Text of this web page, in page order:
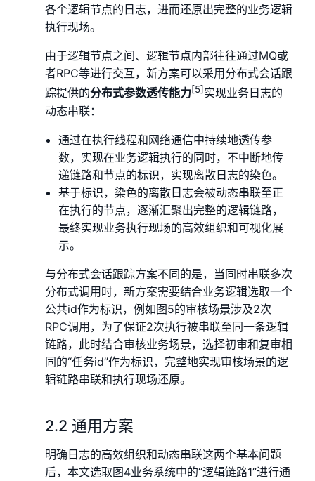
各个逻辑节点的日志，进而还原出完整的业务逻辑
执行现场。
由于逻辑节点之间、逻辑节点内部往往通过MQ或
者RPC等进行交互，新方案可以采用分布式会话跟
踪提供的分布式参数透传能力[5] 实现业务日志的
动态串联：
通过在执行线程和网络通信中持续地透传参
数，实现在业务逻辑执行的同时，不中断地传
递链路和节点的标识，实现离散日志的染色。
基于标识，染色的离散日志会被动态串联至正
在执行的节点，逐渐汇聚出完整的逻辑链路，
最终实现业务执行现场的高效组织和可视化展
示。
与分布式会话跟踪方案不同的是，当同时串联多次
分布式调用时，新方案需要结合业务逻辑选取一个
公共id作为标识，例如图5的审核场景涉及2次
RPC调用，为了保证2次执行被串联至同一条逻辑
链路，此时结合审核业务场景，选择初审和复审相
同的“任务id”作为标识，完整地实现审核场景的逻
辑链路串联和执行现场还原。
2.2 通用方案
明确日志的高效组织和动态串联这两个基本问题
后，本文选取图4业务系统中的“逻辑链路1”进行通